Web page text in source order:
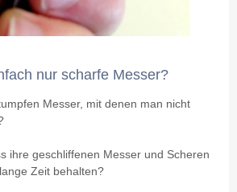
nur scharfe Messer?
Messer, mit denen man nicht
ihre geschliffenen Messer und Scheren
Zeit behalten?